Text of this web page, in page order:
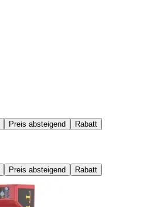
Preis absteigend Rabatt
Preis absteigend Rabatt